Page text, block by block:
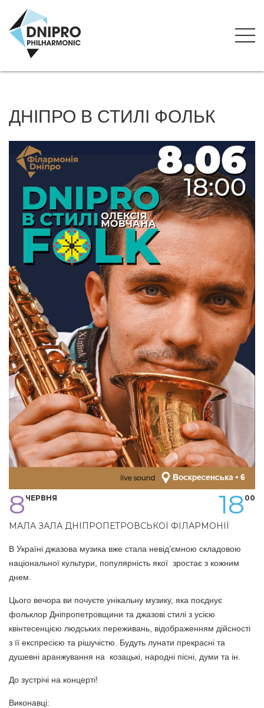
ДНІПРО В СТИЛІ ФОЛЬК
8 ЧЕРВНЯ 00
18
МАЛА ЗАЛА ДНІПРОПЕТРОВСЬКОЇ ФІЛАРМОНІЇ
В Україні джазова музика вже стала невід’ємною складовою
національної культури, популярність якої зростає з кожним
днем.
Цього вечора ви почуєте унікальну музику, яка поєднує
фольклор Дніпропетровщини та джазові стилі з усією
квінтесенцією людських переживань, відображенням дійсності
з її експресією та рішучістю. Будуть лунати прекрасні та
душевні аранжування на козацькі, народні пісні, думи та ін.
До зустрічі на концерті!
Виконавці: